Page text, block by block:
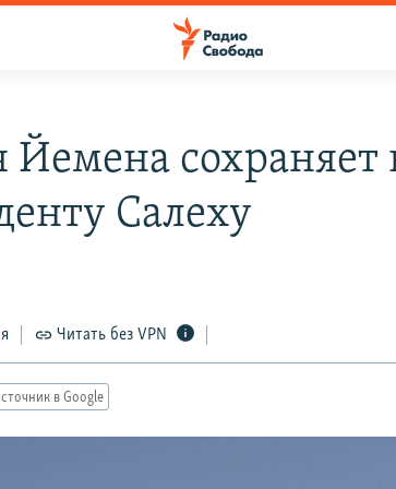
сохраняет
Салеху
Читать без VPN
в Google